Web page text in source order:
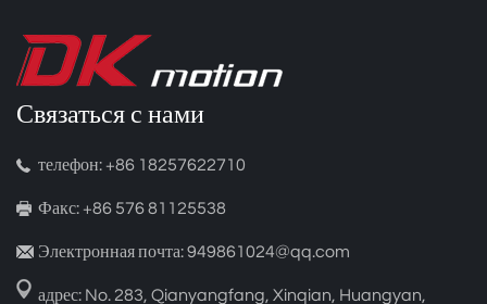
Связаться с нами
телефон: +86 18257622710
Факс: +86 576 81125538
Электронная почта: 949861024@qq.com
адрес: No. 283, Qianyangfang, Xinqian, Huangyan,